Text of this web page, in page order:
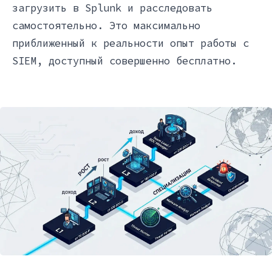
загрузить в Splunk и расследовать
самостоятельно. Это максимально
приближенный к реальности опыт работы с
SIEM, доступный совершенно бесплатно.